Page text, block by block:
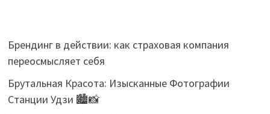
Брендинг в действии: как страховая компания
переосмысляет себя
Брутальная Красота: Изысканные Фотографии
Станции Удзи 🏙️📸